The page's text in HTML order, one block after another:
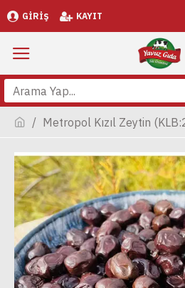
GIRIŞ KAYIT
Metropol Kızıl Zeytin